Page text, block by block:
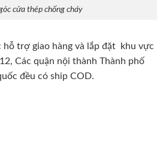
cửa thép chống cháy
hỗ trợ giao hàng và lắp đặt khu vực
Các quận nội thành Thành phố
đều có ship COD.